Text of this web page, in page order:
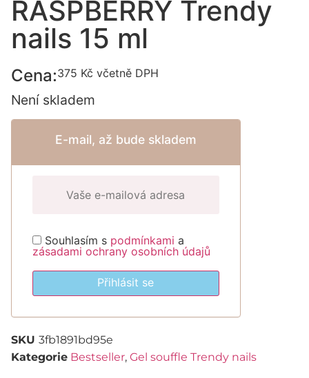
RASPBERRY Trendy
nails 15 ml
Cena:375 Kč včetně DPH
Není skladem
E-mail, až bude skladem
Souhlasím s podmínkami a
zásadami ochrany osobních údajů
Přihlásit se
SKU 3fb1891bd95e
Kategorie Bestseller, Gel souffle Trendy nails